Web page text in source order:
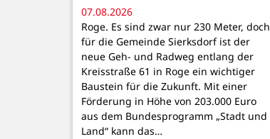
07.08.2026
Roge. Es sind zwar nur 230 Meter, doch
für die Gemeinde Sierksdorf ist der
neue Geh- und Radweg entlang der
Kreisstraße 61 in Roge ein wichtiger
Baustein für die Zukunft. Mit einer
Förderung in Höhe von 203.000 Euro
aus dem Bundesprogramm „Stadt und
Land“ kann das…